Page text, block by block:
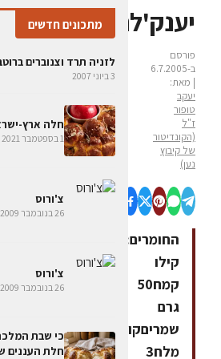
יענק'לה
פורסם
ב-6.7.2005
| מאת:
יעקב
טופור
ז"ל
(הקונדיטור
של קיבוץ
נען)
קילו
קמח50
גרם
שמריםקורט
מלח3
מתכונים חדשים
לזניה תרד וצנוברים
3 ביוני 2007
חלה ארץ-
1 בספטמבר 2021
צ'ורוס
26 בנובמבר 2009
צ'ורוס
26 בנובמבר 2009
כי שבת
חלת